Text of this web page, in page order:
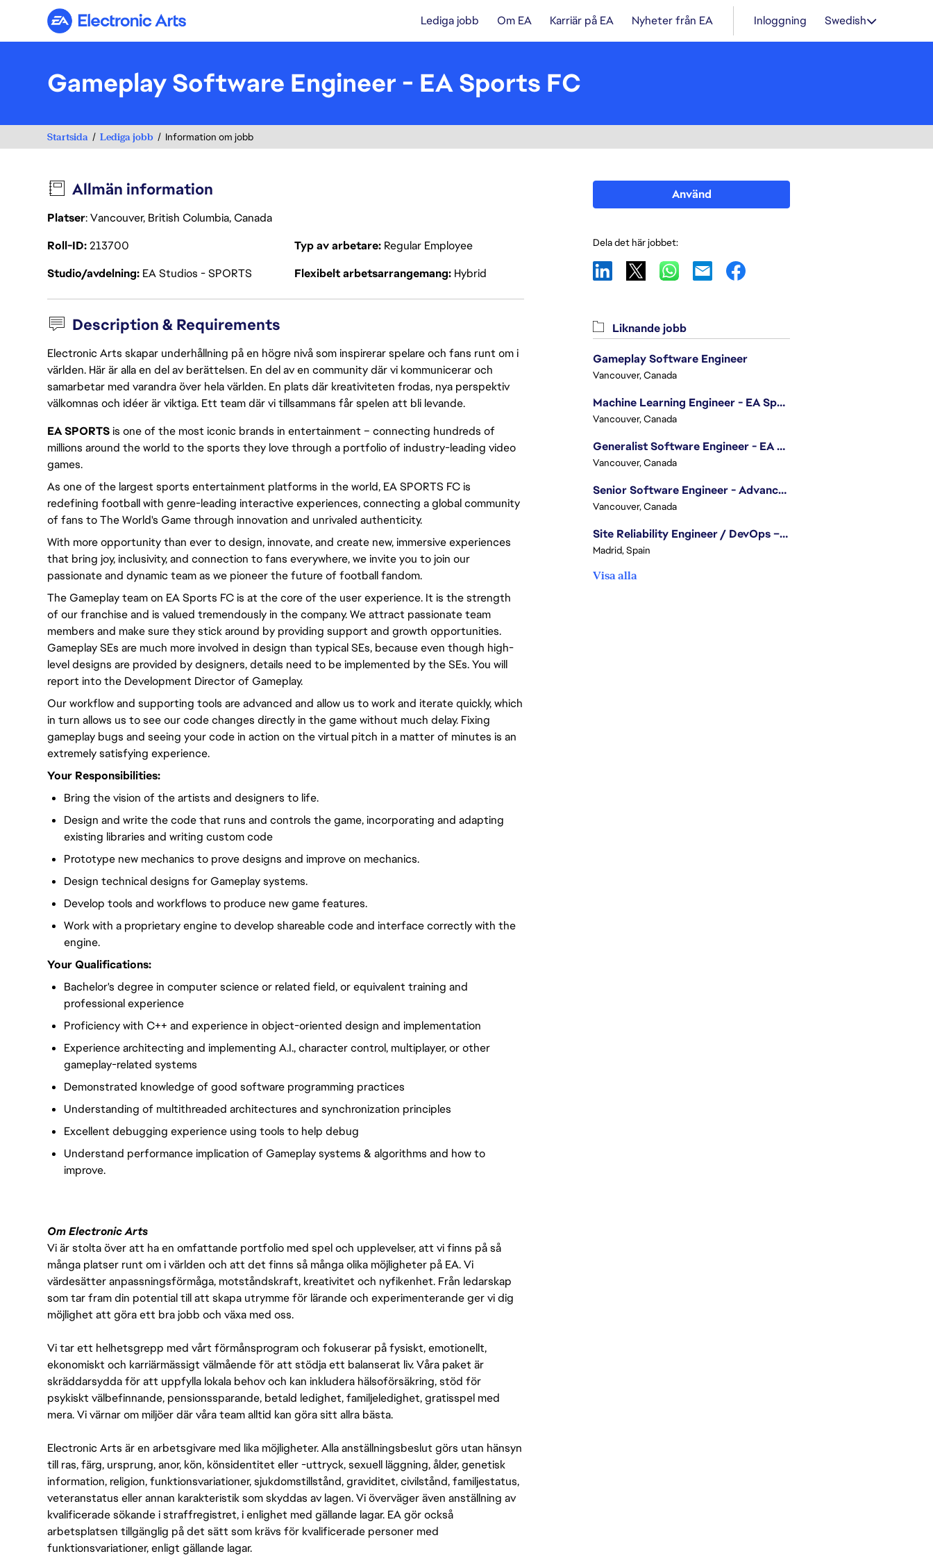
Electronic Arts Lediga jobb Om EA Karriär på EA Nyheter från EA Inloggning Swedish
Gameplay Software Engineer - EA Sports FC
Startsida Lediga jobb Information om jobb
Allmän information
Platser: Vancouver, British Columbia, Canada
Roll-ID213700 Typ av arbetare Regular Employee
Studio/avdelning EA Studios - SPORTS Flexibelt arbetsarrangemang Hybrid
Description & Requirements
Electronic Arts skapar underhållning på en högre nivå som inspirerar spelare och fans runt om i
världen. Här är alla en del av berättelsen. En del av en community där vi kommunicerar och
samarbetar med varandra över hela världen. En plats där kreativiteten frodas, nya perspektiv
välkomnas och idéer är viktiga. Ett team där vi tillsammans får spelen att bli levande.
EA SPORTSis one of the most iconic brands in entertainment – connecting hundreds of
millions around the world to the sports they love through a portfolio of industry-leading video
games.
As one of the largest sports entertainment platforms in the world, EA SPORTS FC is
redefining football with genre-leading interactive experiences, connecting a global community
of fans to The World's Game through innovation and unrivaled authenticity.
With more opportunity than ever to design, innovate, and create new, immersive experiences
that bring joy, inclusivity, and connection to fans everywhere, we invite you to join our
passionate and dynamic team as we pioneer the future of football fandom.
The Gameplay team on EA Sports FC is at the core of the user experience. It is the strength
of our franchise and is valued tremendously in the company. We attract passionate team
members and make sure they stick around by providing support and growth opportunities.
Gameplay SEs are much more involved in design than typical SEs, because even though high-
level designs are provided by designers, details need to be implemented by the SEs. You will
report into the Development Director of Gameplay.
Our workflow and supporting tools are advanced and allow us to work and iterate quickly, which
in turn allows us to see our code changes directly in the game without much delay. Fixing
gameplay bugs and seeing your code in action on the virtual pitch in a matter of minutes is an
extremely satisfying experience.
Your Responsibilities:
Bring the vision of the artists and designers to life.
Design and write the code that runs and controls the game, incorporating and adapting
existing libraries and writing custom code
Prototype new mechanics to prove designs and improve on mechanics.
Design technical designs for Gameplay systems.
Develop tools and workflows to produce new game features.
Work with a proprietary engine to develop shareable code and interface correctly with the
engine.
Your Qualifications:
Bachelor's degree in computer science or related field, or equivalent training and
professional experience
Proficiency with C++ and experience in object-oriented design and implementation
Experience architecting and implementing A.I., character control, multiplayer, or other
gameplay-related systems
Demonstrated knowledge of good software programming practices
Understanding of multithreaded architectures and synchronization principles
Excellent debugging experience using tools to help debug
Understand performance implication of Gameplay systems & algorithms and how to
improve.
Om Electronic Arts
Vi är stolta över att ha en omfattande portfolio med spel och upplevelser, att vi finns på så
många platser runt om i världen och att det finns så många olika möjligheter på EA. Vi
värdesätter anpassningsförmåga, motståndskraft, kreativitet och nyfikenhet. Från ledarskap
som tar fram din potential till att skapa utrymme för lärande och experimenterande ger vi dig
möjlighet att göra ett bra jobb och växa med oss.
Vi tar ett helhetsgrepp med vårt förmånsprogram och fokuserar på fysiskt, emotionellt,
ekonomiskt och karriärmässigt välmående för att stödja ett balanserat liv. Våra paket är
skräddarsydda för att uppfylla lokala behov och kan inkludera hälsoförsäkring, stöd för
psykiskt välbefinnande, pensionssparande, betald ledighet, familjeledighet, gratisspel med
mera. Vi värnar om miljöer där våra team alltid kan göra sitt allra bästa.
Electronic Arts är en arbetsgivare med lika möjligheter. Alla anställningsbeslut görs utan hänsyn
till ras, färg, ursprung, anor, kön, könsidentitet eller -uttryck, sexuell läggning, ålder, genetisk
information, religion, funktionsvariationer, sjukdomstillstånd, graviditet, civilstånd, familjestatus,
veteranstatus eller annan karakteristik som skyddas av lagen. Vi överväger även anställning av
kvalificerade sökande i straffregistret, i enlighet med gällande lagar. EA gör också
arbetsplatsen tillgänglig på det sätt som krävs för kvalificerade personer med
funktionsvariationer, enligt gällande lagar.
Använd
Dela det här jobbet:
Liknande jobb
Gameplay Software Engineer
Vancouver, Canada
Machine Learning Engineer - EA Sports FC
Vancouver, Canada
Generalist Software Engineer - EA Sports FC
Vancouver, Canada
Senior Software Engineer - Advanced Technology Group
Vancouver, Canada
Site Reliability Engineer / DevOps – Localization
Madrid, Spain
Visa alla